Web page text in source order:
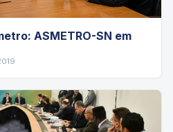
ASMETRO-SN em